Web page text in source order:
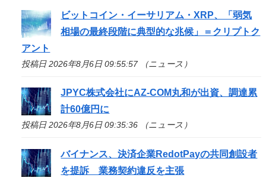
ビットコイン・イーサリアム・XRP、「弱気
相場の最終段階に典型的な兆候」＝クリプトク
アント
投稿日 2026年8月6日 09:55:57 （ニュース）
JPYC株式会社にAZ-COM丸和が出資、調達累
計60億円に
投稿日 2026年8月6日 09:35:36 （ニュース）
バイナンス、決済企業RedotPayの共同創設者
を提訴 業務契約違反を主張